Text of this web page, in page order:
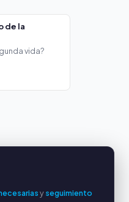
de la
vida?
yseguimiento